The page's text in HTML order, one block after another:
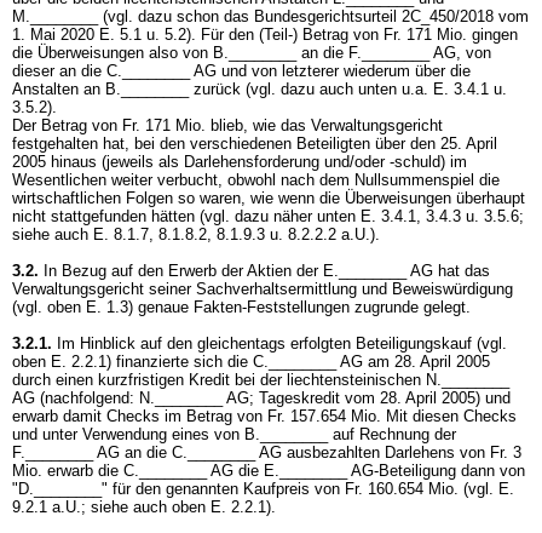
M.________ (vgl. dazu schon das Bundesgerichtsurteil 2C_450/2018 vom
1. Mai 2020 E. 5.1 u. 5.2). Für den (Teil-) Betrag von Fr. 171 Mio. gingen
die Überweisungen also von B.________ an die F.________ AG, von
dieser an die C.________ AG und von letzterer wiederum über die
Anstalten an B.________ zurück (vgl. dazu auch unten u.a. E. 3.4.1 u.
3.5.2).
Der Betrag von Fr. 171 Mio. blieb, wie das Verwaltungsgericht
festgehalten hat, bei den verschiedenen Beteiligten über den 25. April
2005 hinaus (jeweils als Darlehensforderung und/oder -schuld) im
Wesentlichen weiter verbucht, obwohl nach dem Nullsummenspiel die
wirtschaftlichen Folgen so waren, wie wenn die Überweisungen überhaupt
nicht stattgefunden hätten (vgl. dazu näher unten E. 3.4.1, 3.4.3 u. 3.5.6;
siehe auch E. 8.1.7, 8.1.8.2, 8.1.9.3 u. 8.2.2.2 a.U.).
3.2. In Bezug auf den Erwerb der Aktien der E.________ AG hat das
Verwaltungsgericht seiner Sachverhaltsermittlung und Beweiswürdigung
(vgl. oben E. 1.3) genaue Fakten-Feststellungen zugrunde gelegt.
3.2.1. Im Hinblick auf den gleichentags erfolgten Beteiligungskauf (vgl.
oben E. 2.2.1) finanzierte sich die C.________ AG am 28. April 2005
durch einen kurzfristigen Kredit bei der liechtensteinischen N.________
AG (nachfolgend: N.________ AG; Tageskredit vom 28. April 2005) und
erwarb damit Checks im Betrag von Fr. 157.654 Mio. Mit diesen Checks
und unter Verwendung eines von B.________ auf Rechnung der
F.________ AG an die C.________ AG ausbezahlten Darlehens von Fr. 3
Mio. erwarb die C.________ AG die E.________ AG-Beteiligung dann von
"D.________" für den genannten Kaufpreis von Fr. 160.654 Mio. (vgl. E.
9.2.1 a.U.; siehe auch oben E. 2.2.1).